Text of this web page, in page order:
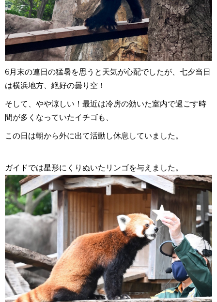
6月末の連日の猛暑を思うと天気が心配でしたが、七夕当日
は横浜地方、絶好の曇り空！
そして、やや涼しい！最近は冷房の効いた室内で過ごす時
間が多くなっていたイチゴも、
この日は朝から外に出て活動し休息していました。
ガイドでは星形にくりぬいたリンゴを与えました。